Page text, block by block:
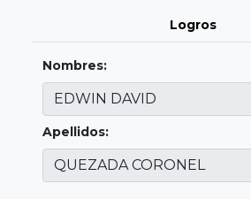
Logros
Nombres:
Apellidos: